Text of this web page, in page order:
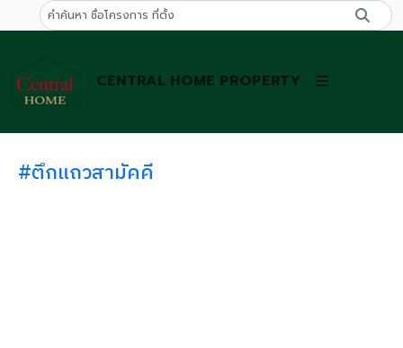
CENTRAL HOME PROPERTY
#ตึกแถวสามัคคี